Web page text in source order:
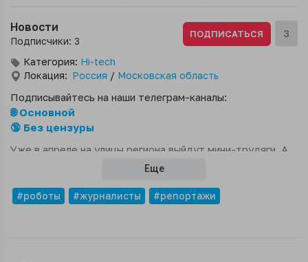
Новости
Подписчики: 3
ПОДПИСАТЬСЯ 3
Категория: Hi-tech
Локация: Россия / Московская область
Подписывайтесь на наши телеграм-каналы:
🌐 Основной
🔞 Без цензуры
Уже в апреле на улицы региона выйдут мини-трудяги. А
пока - дороги исследует картограф.
Еще
#роботы #журналисты #репортажи